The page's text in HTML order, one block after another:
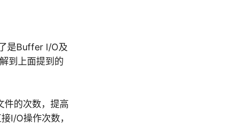
是Buffer I/O及
到上面提到的
件的次数，提高
I/O操作次数，